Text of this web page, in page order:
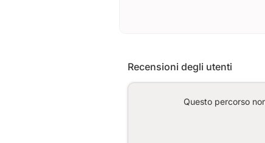
Recensioni degli utenti
Questo percorso